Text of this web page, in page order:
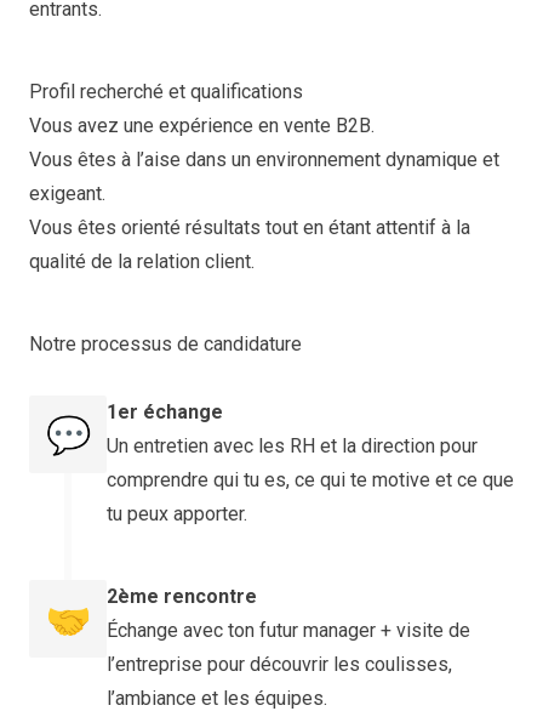
entrants.
Profil recherché et qualifications
Vous avez une expérience en vente B2B.
Vous êtes à l’aise dans un environnement dynamique et
exigeant.
Vous êtes orienté résultats tout en étant attentif à la
qualité de la relation client.
Notre processus de candidature
💬
1er échange
Un entretien avec les RH et la direction pour
comprendre qui tu es, ce qui te motive et ce que
tu peux apporter.
🤝
2ème rencontre
Échange avec ton futur manager + visite de
l’entreprise pour découvrir les coulisses,
l’ambiance et les équipes.